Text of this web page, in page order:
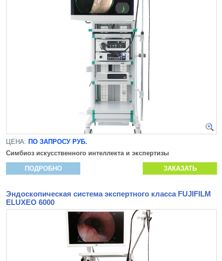
ЦЕНА: ПО ЗАПРОСУ РУБ.
Симбиоз искусственного интеллекта и экспертизы
ПОДРОБНО ЗАКАЗАТЬ
Эндоскопическая система экспертного класса FUJIFILM
ELUXEO 6000